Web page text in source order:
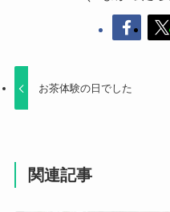
お茶体験の日でした
関連記事